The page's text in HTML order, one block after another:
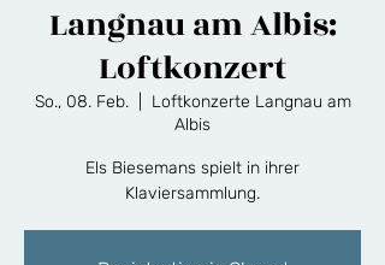
Langnau am Albis:
Loftkonzert
So., 08. Feb.
  |
Loftkonzerte Langnau am
Albis
Els Biesemans spielt in ihrer
Klaviersammlung.